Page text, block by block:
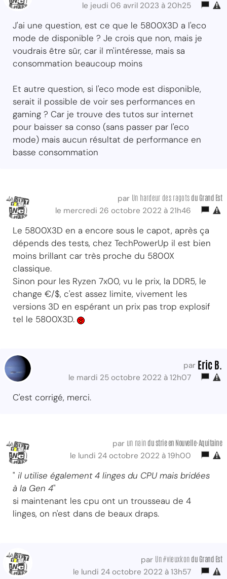
le jeudi 06 avril 2023 à 20h25
J'ai une question, est ce que le 5800X3D a l'eco
mode de disponible ? Je crois que non, mais je
voudrais être sûr, car il m'intéresse, mais sa
consommation beaucoup moins
Et autre question, si l'eco mode est disponible,
serait il possible de voir ses performances en
gaming ? Car je trouve des tutos sur internet
pour baisser sa conso (sans passer par l'eco
mode) mais aucun résultat de performance en
basse consommation
par Un hardeur des ragots du Grand Est
le mercredi 26 octobre 2022 à 21h46
Le 5800X3D en a encore sous le capot, après ça
dépends des tests, chez TechPowerUp il est bien
moins brillant car très proche du 5800X
classique.
Sinon pour les Ryzen 7x00, vu le prix, la DDR5, le
change €/$, c'est assez limite, vivement les
versions 3D en espérant un prix pas trop explosif
tel le 5800X3D.
par Eric B.
le mardi 25 octobre 2022 à 12h07
C'est corrigé, merci.
par un nain du strieen Nouvelle-Aquitaine
le lundi 24 octobre 2022 à 19h00
" il utilise également 4 linges du CPU mais bridées
à la Gen 4"
si maintenant les cpu ont un trousseau de 4
linges, on n'est dans de beaux draps.
par Un #vieuxkon du Grand Est
le lundi 24 octobre 2022 à 13h57